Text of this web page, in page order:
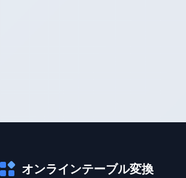
オンラインテーブル変換